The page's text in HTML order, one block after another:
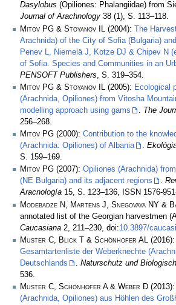
Dasylobus (Opiliones: Phalangiidae) from
Journal of Arachnology 38 (1), S. 113–118.
Mitov PG & Stoyanov IL
(2004): The
Arachnida) of the City of Sofia (Bulgaria)
Penev L, Niemelä J, Kotze DJ & Chipev N
of Sofia. Species and Communities in an
PENSOFT Publishers , S. 319–354.
Mitov PG & Stoyanov IL (2005): Ecological
(Arachnida, Opiliones) from Vitosha
modelling approach using gams
. The
256–268.
Mitov PG (2000): Contribution to the
(Arachnida: Opiliones) of Albania
.
S. 159–169.
Mitov PG (2007): Opiliones (Arachnida)
(NE Bulgaria) and its adjacent regions
.
Aracnología 15, S. 123–136, ISSN 1576-
Modebadze N, Martens J, Snegovaya NY &
annotated list of the Georgian harvestmen
Caucasiana 2, 211–230, doi:10.3897/
Muster C, Blick T & Schönhofer AL (2016):
Gesamtartenliste der Weberknechte
Deutschlands
. Naturschutz und
536.
Muster C, Schönhofer A & Weber D (2013):
(Arachnida, Opiliones) aus Höhlen des